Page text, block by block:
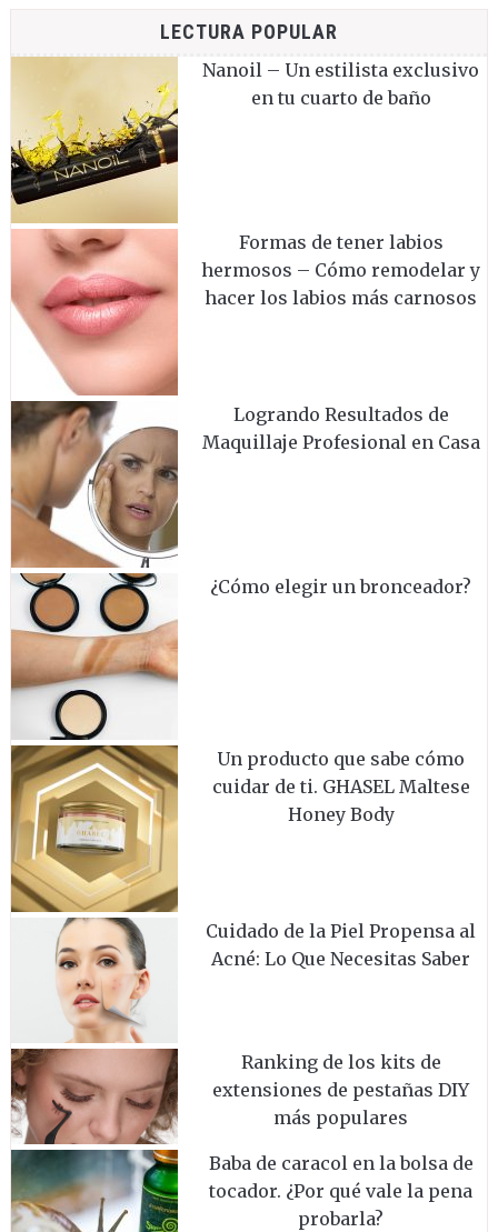
LECTURA POPULAR
Nanoil – Un estilista exclusivo
en tu cuarto de baño
Formas de tener labios
hermosos – Cómo remodelar y
hacer los labios más carnosos
Logrando Resultados de
Maquillaje Profesional en Casa
¿Cómo elegir un bronceador?
Un producto que sabe cómo
cuidar de ti. GHASEL Maltese
Honey Body
Cuidado de la Piel Propensa al
Acné: Lo Que Necesitas Saber
Ranking de los kits de
extensiones de pestañas DIY
más populares
Baba de caracol en la bolsa de
tocador. ¿Por qué vale la pena
probarla?